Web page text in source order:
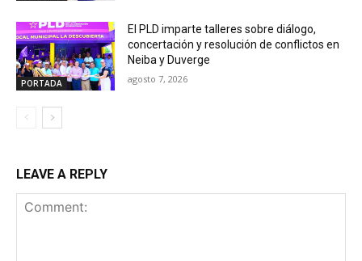
PORTADA
El PLD imparte talleres sobre diálogo,
concertación y resolución de conflictos en
Neiba y Duverge
agosto 7, 2026
LEAVE A REPLY